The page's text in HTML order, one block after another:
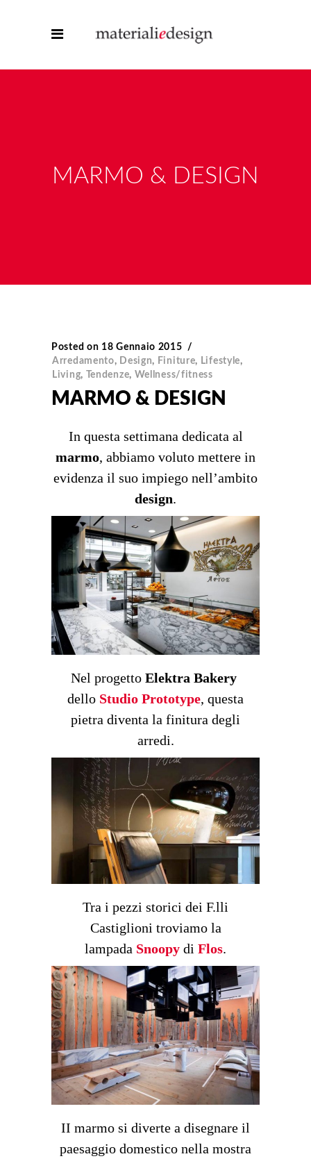
MARMO & DESIGN
Posted on 18 Gennaio 2015
Arredamento, Design, Finiture, Lifestyle,
Living, Tendenze, Wellness/fitness
MARMO & DESIGN
In questa settimana dedicata al
marmo, abbiamo voluto mettere in
evidenza il suo impiego nell’ambito
design.
Nel progetto Elektra Bakery
dello Studio Prototype, questa
pietra diventa la finitura degli
arredi.
Tra i pezzi storici dei F.lli
Castiglioni troviamo la
lampada Snoopy di Flos.
II marmo si diverte a disegnare il
paesaggio domestico nella mostra